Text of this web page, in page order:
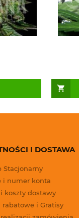
I DOSTAWA
Stacjonarny
i numer konta
i koszty dostawy
rabatowe i Gratisy